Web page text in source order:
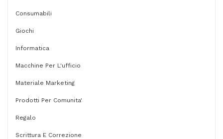
Consumabili
Giochi
Informatica
Macchine Per L'ufficio
Materiale Marketing
Prodotti Per Comunita'
Regalo
Scrittura E Correzione